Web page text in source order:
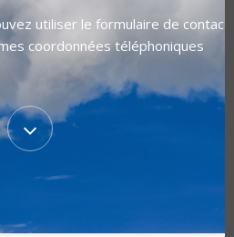
utiliser le formulaire de contact
coordonnées téléphoniques
Content
start